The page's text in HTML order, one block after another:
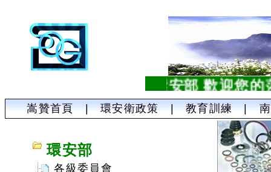
嵩贊油封環安部 歡迎您的
嵩贊首頁 |環安衛政策|教育訓練|
環安部
各級委員會